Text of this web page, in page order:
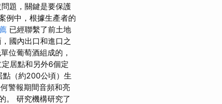
題，關鍵是要保護
例中，根據生產者的
已經聯繫了前土地
國內出口和進口之
位葡萄酒組成的，
居點和另外6個定
點（約200公頃）生
警報期間音頻和亮
。 研究機構研究了